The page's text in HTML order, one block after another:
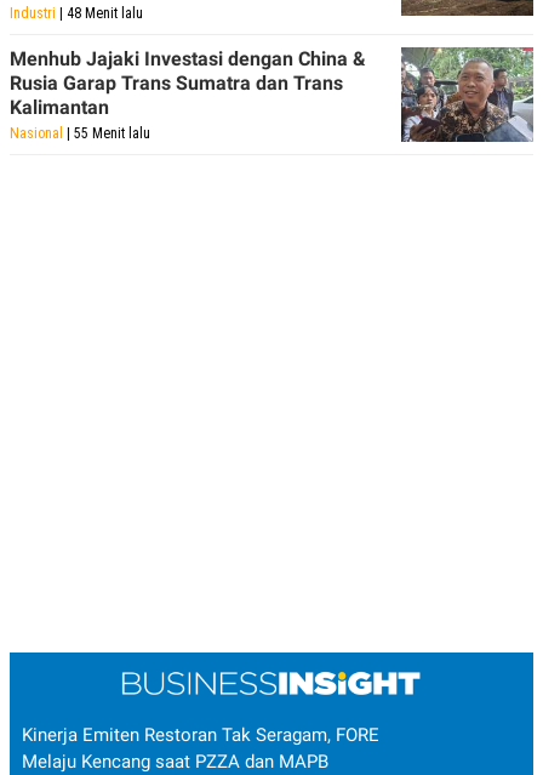
Industri | 48 Menit lalu
Menhub Jajaki Investasi dengan China &
Rusia Garap Trans Sumatra dan Trans
Kalimantan
Nasional | 55 Menit lalu
Kinerja Emiten Restoran Tak Seragam, FORE
Melaju Kencang saat PZZA dan MAPB